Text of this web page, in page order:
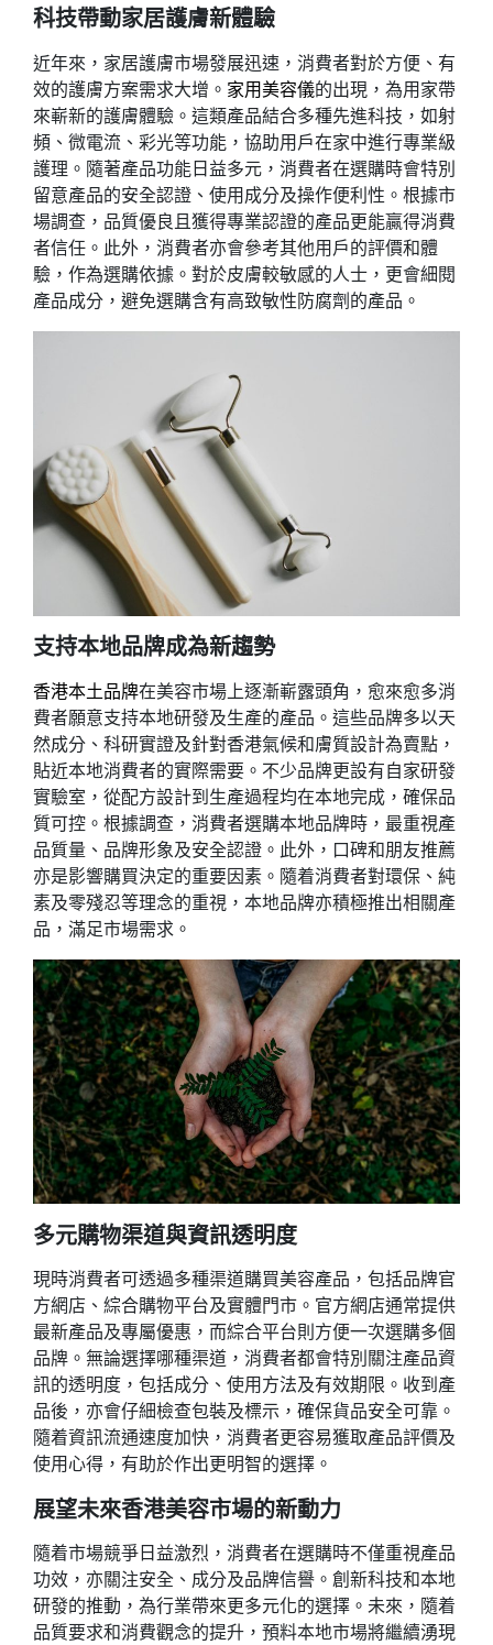
科技帶動家居護膚新體驗
近年來，家居護膚市場發展迅速，消費者對於方便、有
效的護膚方案需求大增。 家用美容儀的出現，為用家帶
來嶄新的護膚體驗。這類產品結合多種先進科技，如射
頻、微電流、彩光等功能，協助用戶在家中進行專業級
護理。隨著產品功能日益多元，消費者在選購時會特別
留意產品的安全認證、使用成分及操作便利性。根據市
場調查，品質優良且獲得專業認證的產品更能贏得消費
者信任。此外，消費者亦會參考其他用戶的評價和體
驗，作為選購依據。對於皮膚較敏感的人士，更會細閱
產品成分，避免選購含有高致敏性防腐劑的產品。
支持本地品牌成為新趨勢
香港本土品牌在美容市場上逐漸嶄露頭角，愈來愈多消
費者願意支持本地研發及生產的產品。這些品牌多以天
然成分、科研實證及針對香港氣候和膚質設計為賣點，
貼近本地消費者的實際需要。不少品牌更設有自家研發
實驗室，從配方設計到生產過程均在本地完成，確保品
質可控。根據調查，消費者選購本地品牌時，最重視產
品質量、品牌形象及安全認證。此外，口碑和朋友推薦
亦是影響購買決定的重要因素。隨着消費者對環保、純
素及零殘忍等理念的重視，本地品牌亦積極推出相關產
品，滿足市場需求。
多元購物渠道與資訊透明度
現時消費者可透過多種渠道購買美容產品，包括品牌官
方網店、綜合購物平台及實體門市。官方網店通常提供
最新產品及專屬優惠，而綜合平台則方便一次選購多個
品牌。無論選擇哪種渠道，消費者都會特別關注產品資
訊的透明度，包括成分、使用方法及有效期限。收到產
品後，亦會仔細檢查包裝及標示，確保貨品安全可靠。
隨着資訊流通速度加快，消費者更容易獲取產品評價及
使用心得，有助於作出更明智的選擇。
展望未來香港美容市場的新動力
隨着市場競爭日益激烈，消費者在選購時不僅重視產品
功效，亦關注安全、成分及品牌信譽。創新科技和本地
研發的推動，為行業帶來更多元化的選擇。未來，隨着
品質要求和消費觀念的提升，預料本地市場將繼續湧現